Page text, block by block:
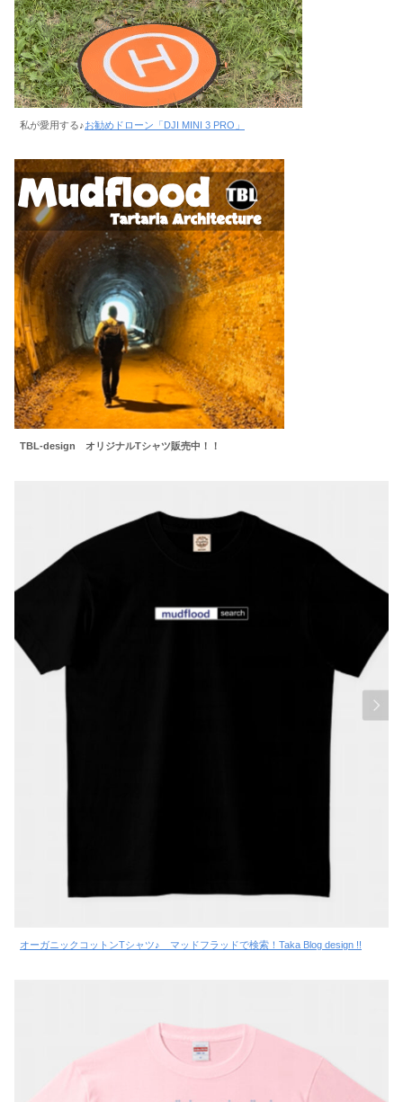
私が愛用する♪お勧めドローン「DJI MINI 3 PRO」
TBL-design オリジナルTシャツ販売中！！
オーガニックコットンTシャツ♪ マッドフラッドで検索！Taka Blog design !!